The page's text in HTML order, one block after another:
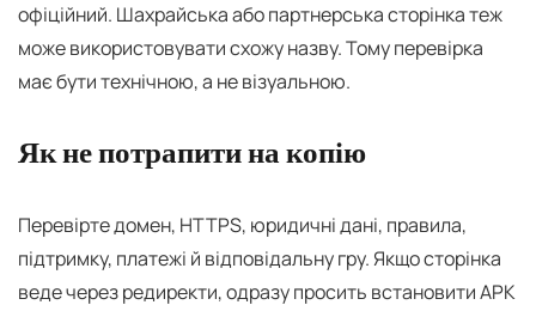
офіційний. Шахрайська або партнерська сторінка теж
може використовувати схожу назву. Тому перевірка
має бути технічною, а не візуальною.
Як не потрапити на копію
Перевірте домен, HTTPS, юридичні дані, правила,
підтримку, платежі й відповідальну гру. Якщо сторінка
веде через редиректи, одразу просить встановити APK